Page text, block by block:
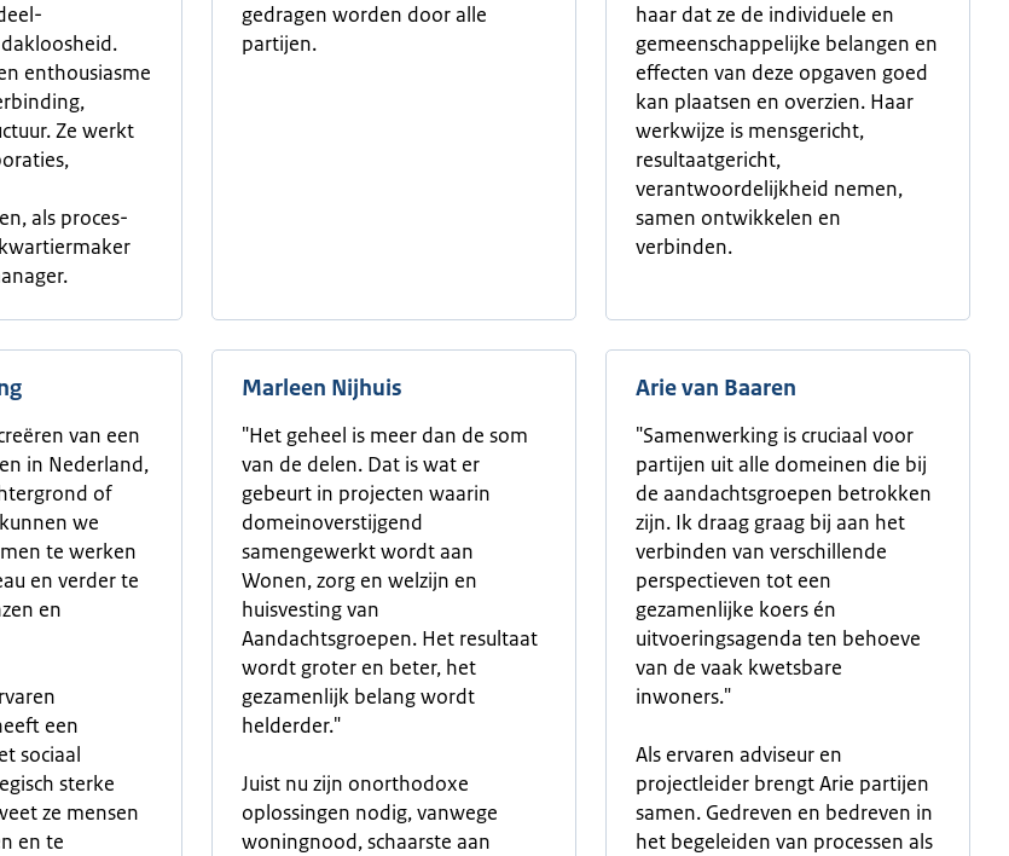
enthousiasme
Ze werkt
als proces-
gedragen worden door alle
partijen.
haar dat ze de individuele en
gemeenschappelijke belangen en
effecten van deze opgaven goed
kan plaatsen en overzien. Haar
werkwijze is mensgericht,
resultaatgericht,
verantwoordelijkheid nemen,
samen ontwikkelen en
verbinden.
van een
in Nederland,
of
we
te werken
en verder te
en
een
sociaal
sterke
ze mensen
en te
Marleen Nijhuis
"Het geheel is meer dan de som
van de delen. Dat is wat er
gebeurt in projecten waarin
domeinoverstijgend
samengewerkt wordt aan
Wonen, zorg en welzijn en
huisvesting van
Aandachtsgroepen. Het resultaat
wordt groter en beter, het
gezamenlijk belang wordt
helderder."
Juist nu zijn onorthodoxe
oplossingen nodig, vanwege
woningnood, schaarste aan
Arie van Baaren
"Samenwerking is cruciaal voor
partijen uit alle domeinen die bij
de aandachtsgroepen betrokken
zijn. Ik draag graag bij aan het
verbinden van verschillende
perspectieven tot een
gezamenlijke koers én
uitvoeringsagenda ten behoeve
van de vaak kwetsbare
inwoners."
Als ervaren adviseur en
projectleider brengt Arie partijen
samen. Gedreven en bedreven in
het begeleiden van processen als